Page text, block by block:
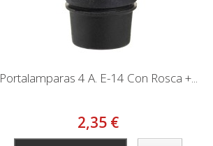
Portalamparas 4 A. E-14 Con Rosca +...
2,35 €